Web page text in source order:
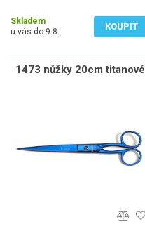
Skladem
u vás do 9.8.
KOUPIT
1473 nůžky 20cm titanové